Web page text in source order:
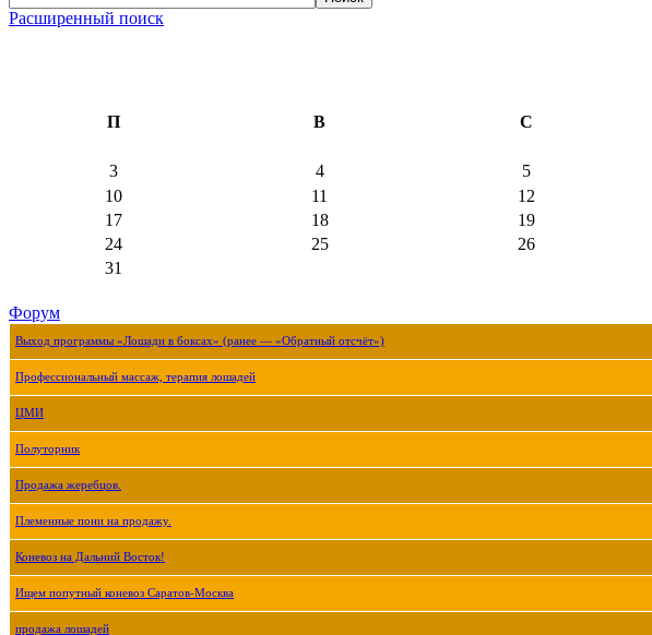
Расширенный поиск
П В С
3
4 5
10
11 12
17
18 19
24
25 26
31
Форум
Выход программы «Лошади в боксах» (ранее — «Обратный отсчёт»)
Профессиональный массаж, терапия лошадей
ЦМИ
Полуторник
Продажа жеребцов.
Племенные пони на продажу.
Коневоз на Дальний Восток!
Ищем попутный коневоз Саратов-Москва
продажа лошадей